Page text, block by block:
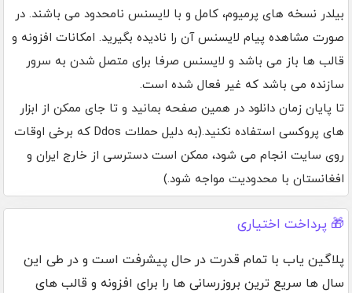
بیلدر نسخه های پرمیوم، کامل و با لایسنس نامحدود می باشند. در
صورت مشاهده پیام لایسنس آن را نادیده بگیرید. امکانات افزونه و
قالب ها باز می باشد و لایسنس صرفا برای متصل شدن به سرور
سازنده می باشد که غیر فعال شده است.
تا پایان زمان دانلود در همین صفحه بمانید و تا جای ممکن از ابزار
های پروکسی استفاده نکنید.(به دلیل حملات Ddos که برخی اوقات
روی سایت انجام می شود، ممکن است دسترسی از خارج ایران و
افغانستان با محدودیت مواجه شود.)
🎁 پرداخت اختیاری
پلاگین یاب با تمام قدرت در حال پیشرفت است و در طی این
سال ها سریع ترین بروزرسانی ها را برای افزونه و قالب های